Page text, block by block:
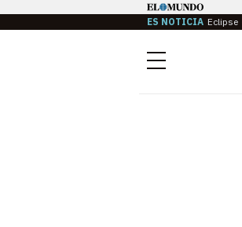
ES NOTICIA Eclipse
Menú